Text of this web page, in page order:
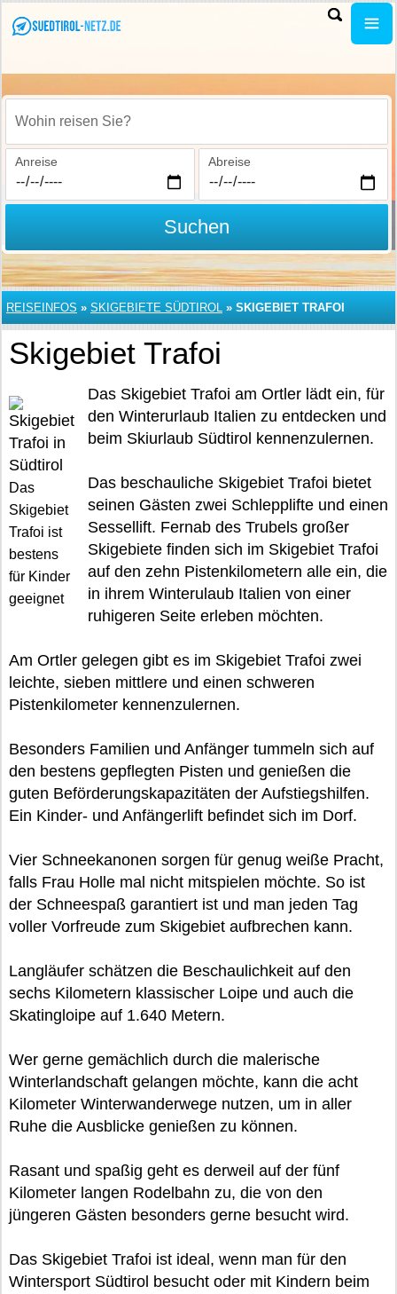
Wohin reisen Sie?
Anreise Abreise
Suchen
REISEINFOS » SKIGEBIETE SÜDTIROL » SKIGEBIET TRAFOI
Skigebiet Trafoi
Das
Skigebiet
Trafoi ist
bestens
für Kinder
geeignet
Das Skigebiet Trafoi am Ortler lädt ein, für
den Winterurlaub Italien zu entdecken und
beim Skiurlaub Südtirol kennenzulernen.
Das beschauliche Skigebiet Trafoi bietet
seinen Gästen zwei Schlepplifte und einen
Sessellift. Fernab des Trubels großer
Skigebiete finden sich im Skigebiet Trafoi
auf den zehn Pistenkilometern alle ein, die
in ihrem Winterulaub Italien von einer
ruhigeren Seite erleben möchten.
Am Ortler gelegen gibt es im Skigebiet Trafoi zwei
leichte, sieben mittlere und einen schweren
Pistenkilometer kennenzulernen.
Besonders Familien und Anfänger tummeln sich auf
den bestens gepflegten Pisten und genießen die
guten Beförderungskapazitäten der Aufstiegshilfen.
Ein Kinder- und Anfängerlift befindet sich im Dorf.
Vier Schneekanonen sorgen für genug weiße Pracht,
falls Frau Holle mal nicht mitspielen möchte. So ist
der Schneespaß garantiert ist und man jeden Tag
voller Vorfreude zum Skigebiet aufbrechen kann.
Langläufer schätzen die Beschaulichkeit auf den
sechs Kilometern klassischer Loipe und auch die
Skatingloipe auf 1.640 Metern.
Wer gerne gemächlich durch die malerische
Winterlandschaft gelangen möchte, kann die acht
Kilometer Winterwanderwege nutzen, um in aller
Ruhe die Ausblicke genießen zu können.
Rasant und spaßig geht es derweil auf der fünf
Kilometer langen Rodelbahn zu, die von den
jüngeren Gästen besonders gerne besucht wird.
Das Skigebiet Trafoi ist ideal, wenn man für den
Wintersport Südtirol besucht oder mit Kindern beim